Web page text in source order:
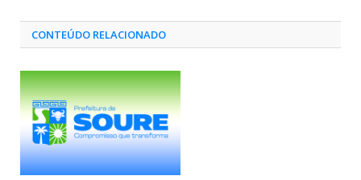
CONTEÚDO RELACIONADO